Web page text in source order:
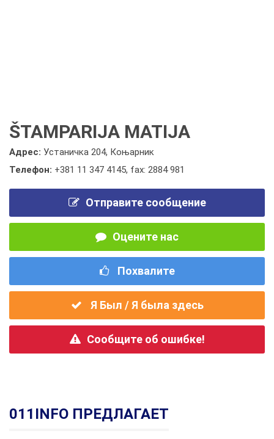
ŠTAMPARIJA MATIJA
Адрес: Устаничка 204, Коњарник
Телефон: +381 11 347 4145, fax: 2884 981
Отправите сообщение
Оцените нас
Похвалите
Я Был / Я была здесь
Сообщите об ошибке!
011INFO ПРЕДЛАГАЕТ